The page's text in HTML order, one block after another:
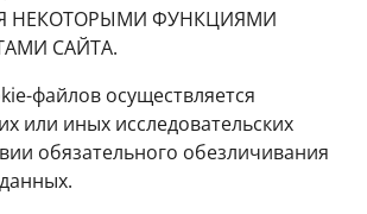
НЕКОТОРЫМИ ФУНКЦИЯМИ
САЙТА.
файлов осуществляется
или иных исследовательских
обязательного обезличивания